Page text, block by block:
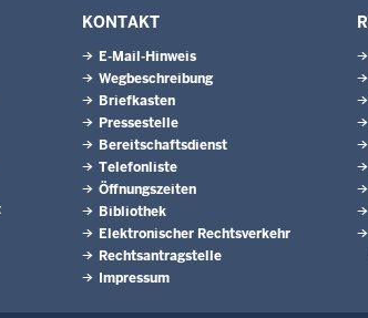
KONTAKT
E-Mail-Hinweis
Wegbeschreibung
Briefkasten
Pressestelle
Bereitschaftsdienst
Telefonliste
Öffnungszeiten
Bibliothek
Elektronischer Rechtsverkehr
Rechtsantragstelle
Impressum